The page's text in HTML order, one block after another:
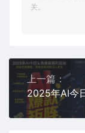
关。
上一篇：